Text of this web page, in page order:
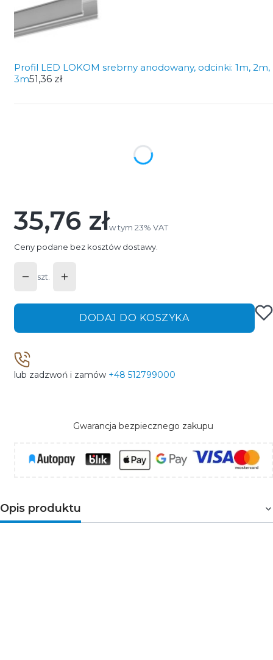
Profil LED LOKOM srebrny anodowany, odcinki: 1m, 2m,
3m51,36 zł
Cena
35,76 złw tym 23% VAT
w tym 23% VAT
Ceny podane bez kosztów dostawy.
szt.
DODAJ DO KOSZYKA
lub zadzwoń i zamów +48 512799000
Gwarancja bezpiecznego zakupu
Opis produktu